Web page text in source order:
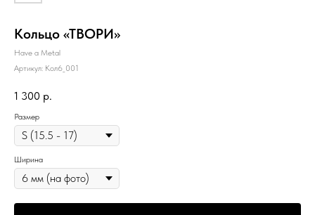
Кольцо «ТВОРИ»
Have a Metal
Артикул: Кол6_001
1 300 р.
Размер
Ширина